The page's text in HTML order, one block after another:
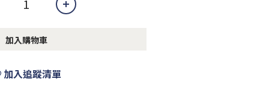
加入購物車
加入追蹤清單